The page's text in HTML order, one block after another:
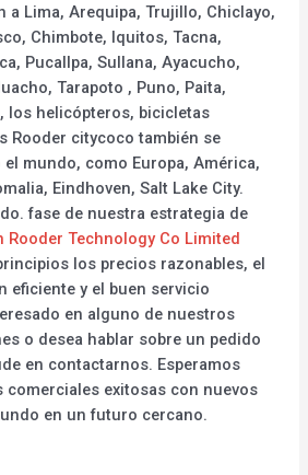
a Lima, Arequipa, Trujillo, Chiclayo,
Chimbote, Iquitos, Tacna,
Pucallpa, Sullana, Ayacucho,
Tarapoto , Puno, Paita,
los helicópteros, bicicletas
Rooder citycoco también se
mundo, como Europa, América,
Eindhoven, Salt Lake City.
fase de nuestra estrategia de
Rooder Technology Co Limited
los precios razonables, el
eficiente y el buen servicio
en alguno de nuestros
o desea hablar sobre un pedido
en contactarnos. Esperamos
comerciales exitosas con nuevos
en un futuro cercano.